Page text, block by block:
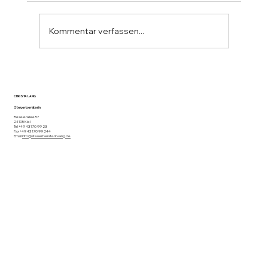
Kommentar verfassen...
Steuerberaterin
Beselerallee 57
24105 Kiel
Tel +49 431 70 99 23
Fax +49 431 70 99 244
Emailinfo@steuerberaterin-lang.de
CHRISTA LANG